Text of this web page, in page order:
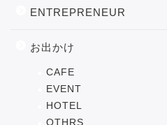
ENTREPRENEUR
お出かけ
CAFE
EVENT
HOTEL
OTHRS